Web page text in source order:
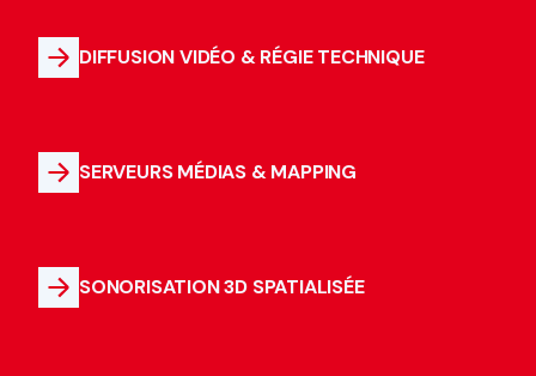
DIFFUSION VIDÉO & RÉGIE TECHNIQUE
SERVEURS MÉDIAS & MAPPING
SONORISATION 3D SPATIALISÉE